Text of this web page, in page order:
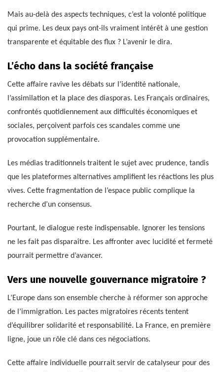
Mais au-delà des aspects techniques, c’est la volonté politique
qui prime. Les deux pays ont-ils vraiment intérêt à une gestion
transparente et équitable des flux ? L’avenir le dira.
L’écho dans la société française
Cette affaire ravive les débats sur l’identité nationale,
l’assimilation et la place des diasporas. Les Français ordinaires,
confrontés quotidiennement aux difficultés économiques et
sociales, perçoivent parfois ces scandales comme une
provocation supplémentaire.
Les médias traditionnels traitent le sujet avec prudence, tandis
que les plateformes alternatives amplifient les réactions les plus
vives. Cette fragmentation de l’espace public complique la
recherche d’un consensus.
Pourtant, le dialogue reste indispensable. Ignorer les tensions
ne les fait pas disparaître. Les affronter avec lucidité et fermeté
pourrait permettre d’avancer.
Vers une nouvelle gouvernance migratoire ?
L’Europe dans son ensemble cherche à réformer son approche
de l’immigration. Les pactes migratoires récents tentent
d’équilibrer solidarité et responsabilité. La France, en première
ligne, joue un rôle clé dans ces négociations.
Cette affaire individuelle pourrait servir de catalyseur pour des